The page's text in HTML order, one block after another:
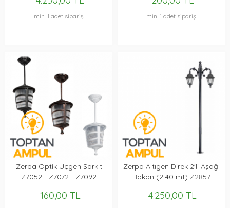
min. 1 adet sipariş min. 1 adet sipariş
Zerpa Optik Üçgen Sarkıt
Z7052 - Z7072 - Z7092
160,00 TL
Zerpa Altıgen Direk 2'li Aşağı
Bakan (2.40 mt) Z2857
4.250,00 TL